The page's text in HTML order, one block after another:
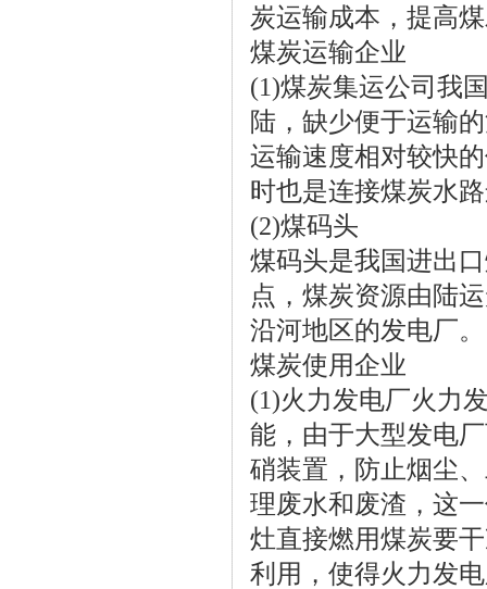
炭运输成本，提高
煤炭运输企业
(1)煤炭集运公司我
陆，缺少便于运输
运输速度相对较快
时也是连接煤炭水
(2)煤码头
煤码头是我国进出
点，煤炭资源由陆
沿河地区的发电厂。
煤炭使用企业
(1)火力发电厂火力
能，由于大型发电
硝装置，防止烟尘
理废水和废渣，这
灶直接燃用煤炭要
利用，使得火力发